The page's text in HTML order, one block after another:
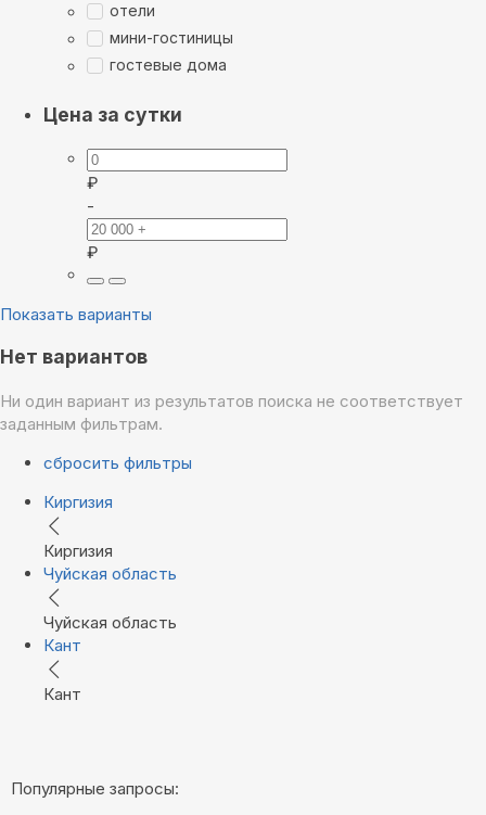
отели
мини-гостиницы
гостевые дома
Цена за сутки
₽
-
₽
Показать варианты
Нет вариантов
Ни один вариант из результатов поиска не соответствует
заданным фильтрам.
сбросить фильтры
Киргизия
Киргизия
Чуйская область
Чуйская область
Кант
Кант
Популярные запросы: